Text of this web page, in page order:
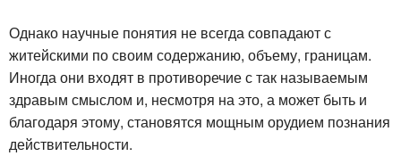
Однако научные понятия не всегда совпадают с
житейскими по своим содержанию, объему, границам.
Иногда они входят в противоречие с так называемым
здравым смыслом и, несмотря на это, а может быть и
благодаря этому, становятся мощным орудием познания
действительности.